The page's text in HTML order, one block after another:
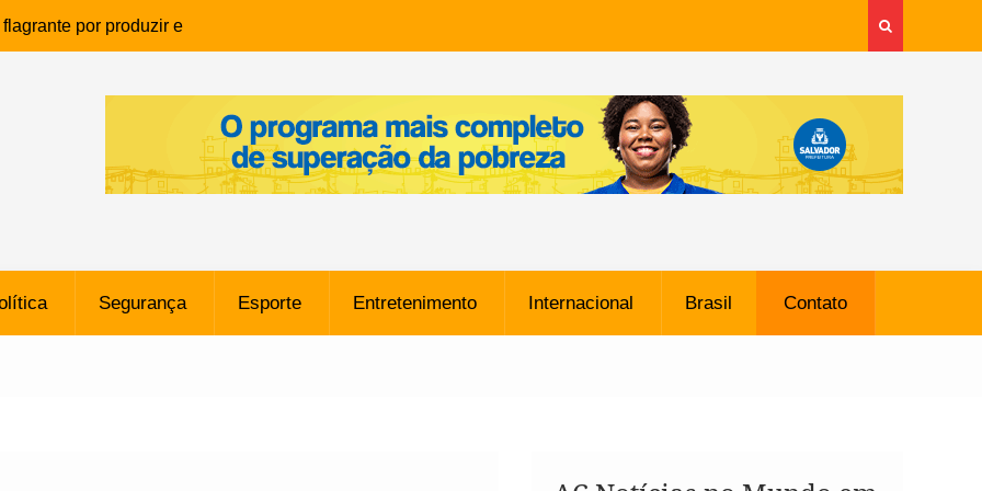
por produzir e
infantil em Eunápolis
morreu após ataque
sem restrições e pode
o Vasco
SpaceX Colide com a Lua
Segurança Esporte Entretenimento Internacional Brasil Contato